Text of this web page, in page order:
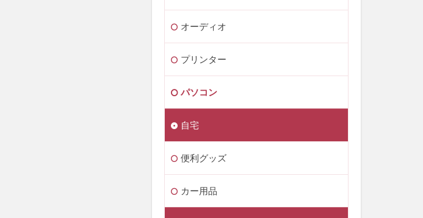
オーディオ
プリンター
パソコン
自宅
便利グッズ
カー用品